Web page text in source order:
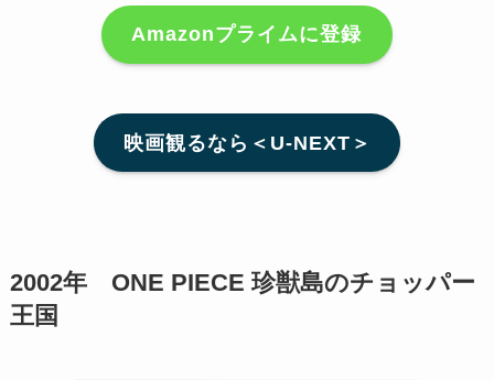
Amazonプライムに登録
映画観るなら＜U-NEXT＞
2002年 ONE PIECE 珍獣島のチョッパー
王国